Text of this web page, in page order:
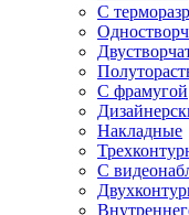
С
С фрамугой
Накладные
С